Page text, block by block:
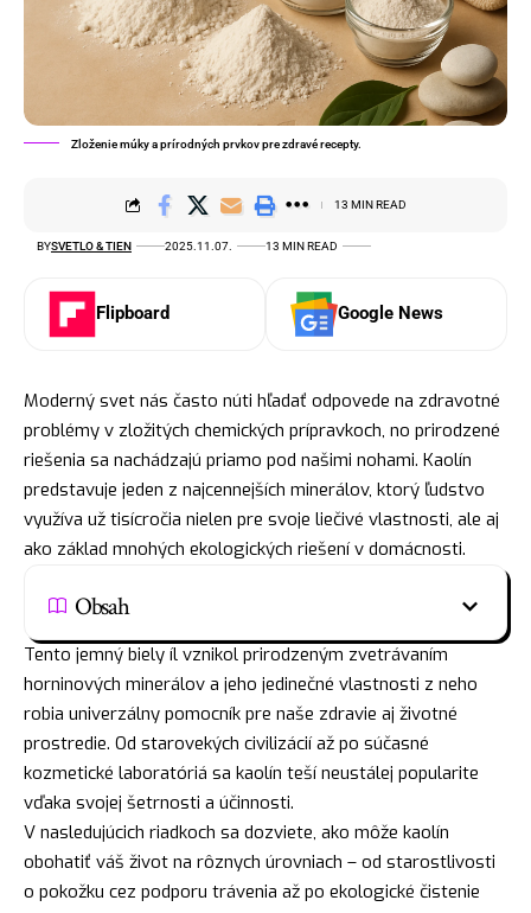
Zloženie múky a prírodných prvkov pre zdravé recepty.
BYSVETLO & TIEN 2025.11.07. 13 MIN READ
13 MIN READ
Flipboard Google News
Moderný svet nás často núti hľadať odpovede na zdravotné
problémy v zložitých chemických prípravkoch, no prirodzené
riešenia sa nachádzajú priamo pod našimi nohami. Kaolín
predstavuje jeden z najcennejších minerálov, ktorý ľudstvo
využíva už tisícročia nielen pre svoje liečivé vlastnosti, ale aj
ako základ mnohých ekologických riešení v domácnosti.
Obsah
Tento jemný biely íl vznikol prirodzeným zvetrávaním
horninových minerálov a jeho jedinečné vlastnosti z neho
robia univerzálny pomocník pre naše zdravie aj životné
prostredie. Od starovekých civilizácií až po súčasné
kozmetické laboratóriá sa kaolín teší neustálej popularite
vďaka svojej šetrnosti a účinnosti.
V nasledujúcich riadkoch sa dozviete, ako môže kaolín
obohatiť váš život na rôznych úrovniach – od starostlivosti
o pokožku cez podporu trávenia až po ekologické čistenie